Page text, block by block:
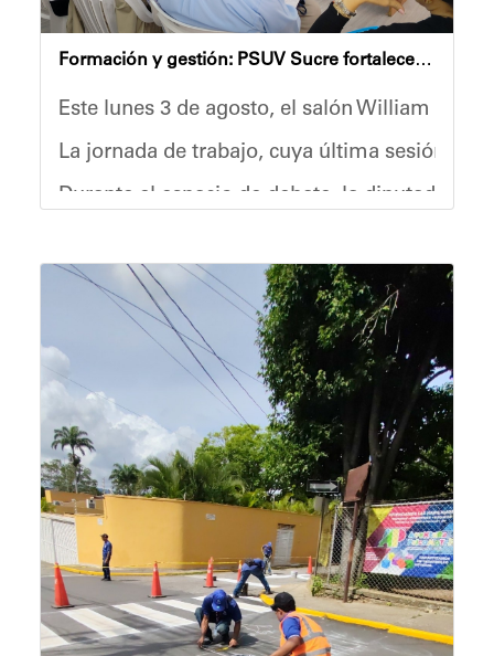
Formación y gestión: PSUV Sucre fortalece su debate político en el salón William Lara
Este lunes 3 de agosto, el salón William
La jornada de trabajo, cuya última sesión se
Durante el espacio de debate, la diputada
En el marco del encuentro, las autoridades
Con la reactivación de estas jornadas de
Oskarina Rosso